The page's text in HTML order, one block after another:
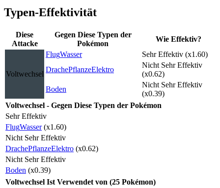
Typen-Effektivität
Diese
Attacke
Gegen Diese Typen der
Pokémon
Wie Effektiv?
Voltwechsel
FlugWasser
Sehr Effektiv (x1.60)
DrachePflanzeElektro
Nicht Sehr Effektiv
(x0.62)
Boden
Nicht Sehr Effektiv
(x0.39)
Voltwechsel - Gegen Diese Typen der Pokémon
Sehr Effektiv
FlugWasser(x1.60)
Nicht Sehr Effektiv
DrachePflanzeElektro (x0.62)
Nicht Sehr Effektiv
Boden (x0.39)
Voltwechsel Ist Verwendet von (25 Pokémon)